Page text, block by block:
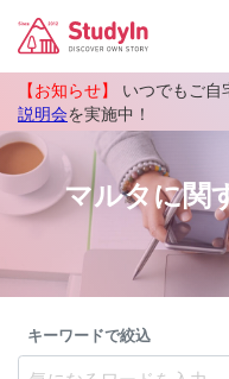
【お知らせ】 いつでもご自
説明会を実施中！
マルタに関
キーワードで絞込